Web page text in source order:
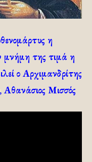
η
μνήμη της τιμά η
ο Αρχιμανδρίτης
Αθανάσιος Μισσός